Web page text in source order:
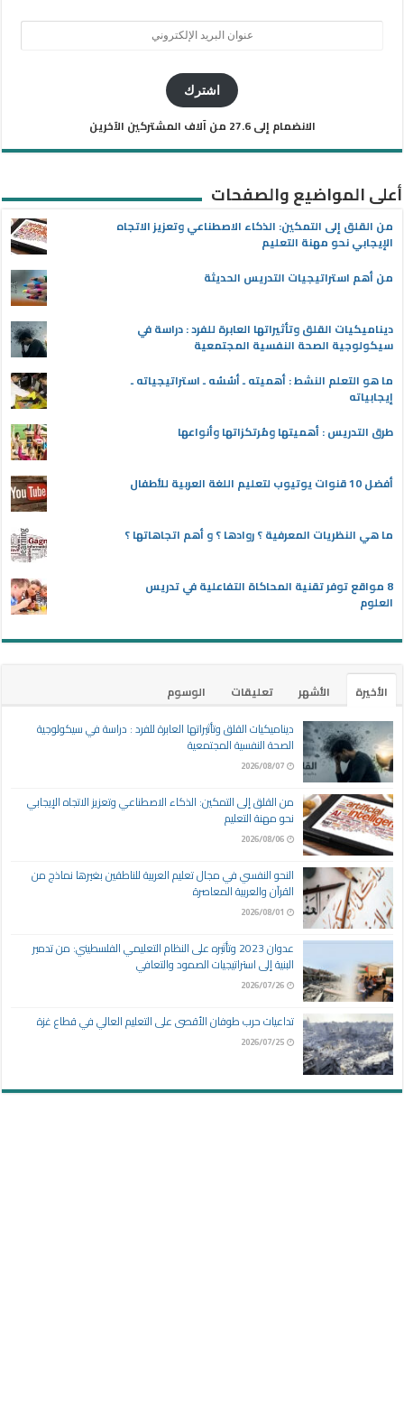
اشترك
الانضمام إلى 27.6 من آلاف المشتركين الآخرين
أعلى المواضيع والصفحات
من القلق إلى التمكين: الذكاء الاصطناعي وتعزيز الاتجاه
الإيجابي نحو مهنة التعليم
من أهم استراتيجيات التدريس الحديثة
ديناميكيات القلق وتأثيراتها العابرة للفرد : دراسة في
سيكولوجية الصحة النفسية المجتمعية
ما هو التعلم النشط : أهميته ـ أسُسُه ـ استراتيجياته ـ
إيجابياته
طرق التدريس : أهميتها ومُرتكزاتها وأنواعها
أفضل 10 قنوات يوتيوب لتعليم اللغة العربية للأطفال
ما هي النظريات المعرفية ؟ روادها ؟ و أهم اتجاهاتها ؟
8 مواقع توفر تقنية المحاكاة التفاعلية في تدريس
العلوم
الأخيرة الأشهر تعليقات
الوسوم
ديناميكيات القلق وتأثيراتها العابرة للفرد : دراسة في سيكولوجية
الصحة النفسية المجتمعية
2026/08/07
من القلق إلى التمكين: الذكاء الاصطناعي وتعزيز الاتجاه الإيجابي
نحو مهنة التعليم
2026/08/06
النحو النفسي في مجال تعليم العربية للناطقين بغيرها نماذج من
القرآن والعربية المعاصرة
2026/08/01
عدوان 2023 وتأثيره على النظام التعليمي الفلسطيني: من تدمير
البنية إلى استراتيجيات الصمود والتعافي
2026/07/26
تداعيات حرب طوفان الأقصى على التعليم العالي في قطاع غزة
2026/07/25